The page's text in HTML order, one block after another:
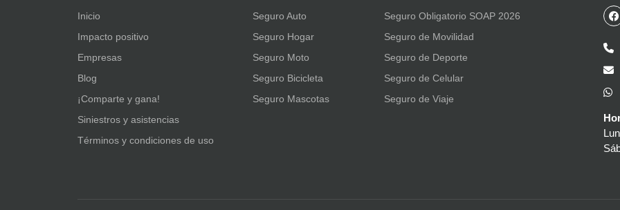
Inicio
Impacto positivo
Empresas
Blog
¡Comparte y gana!
Siniestros y asistencias
Términos y condiciones de uso
Seguro Auto
Seguro Hogar
Seguro Moto
Seguro Bicicleta
Seguro Mascotas
Seguro Obligatorio SOAP 2026
Seguro de Movilidad
Seguro de Deporte
Seguro de Celular
Seguro de Viaje